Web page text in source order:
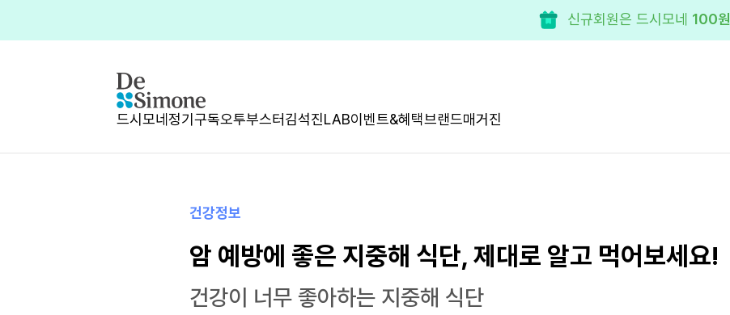
신규회원은 드시모네 100원
드시모네 정기구독오투부스터김석진LAB이벤트&혜택브랜드매거진
건강정보
암 예방에 좋은 지중해 식단, 제대로 알고 먹어보세요!
건강이 너무 좋아하는 지중해 식단